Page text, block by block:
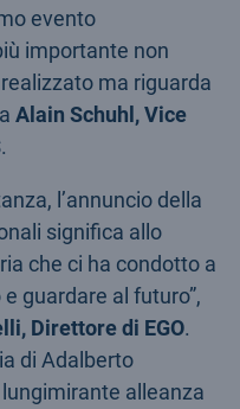
evento
importante non
ma riguarda
Alain Schuhl, Vice
.
l’annuncio della
significa allo
che ci ha condotto a
guardare al futuro”,
Direttore di EGO.
di Adalberto
alleanza